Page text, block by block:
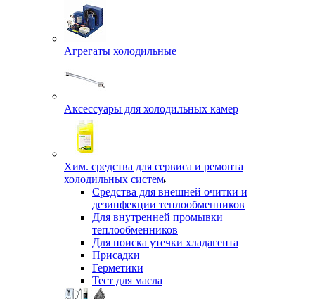
Агрегаты холодильные
Аксессуары для холодильных камер
Хим. средства для сервиса и ремонта
холодильных систем
Средства для внешней очитки и
дезинфекции теплообменников
Для внутренней промывки
теплообменников
Для поиска утечки хладагента
Присадки
Герметики
Тест для масла